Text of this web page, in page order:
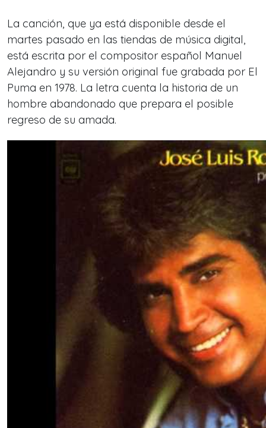
La canción, que ya está disponible desde el
martes pasado en las tiendas de música digital,
está escrita por el compositor español Manuel
Alejandro y su versión original fue grabada por El
Puma en 1978. La letra cuenta la historia de un
hombre abandonado que prepara el posible
regreso de su amada.